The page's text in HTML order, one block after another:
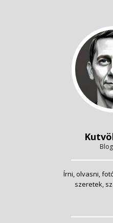
Írni, olvasni,
szeretek,